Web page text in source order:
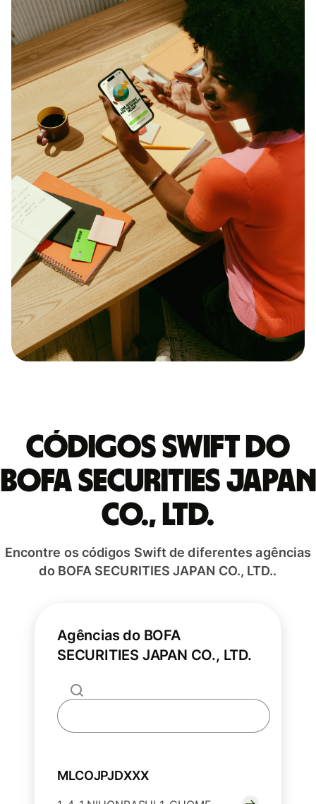
Códigos Swift do
BOFA SECURITIES JAPAN
CO., LTD.
Encontre os códigos Swift de diferentes agências
do BOFA SECURITIES JAPAN CO., LTD..
Agências do BOFA
SECURITIES JAPAN CO., LTD.
MLCOJPJDXXX